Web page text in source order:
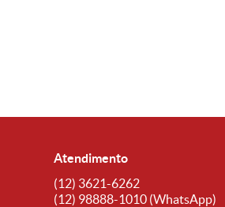
Atendimento
(12) 3621-6262
(12) 98888-1010 (WhatsApp)